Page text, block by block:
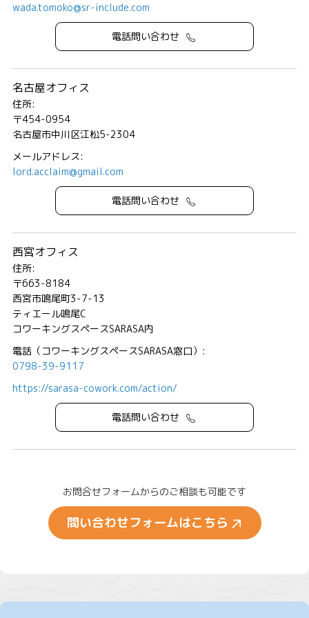
wada.tomoko@sr-include.com
電話問い合わせ
名古屋オフィス
住所:
〒454-0954
名古屋市中川区江松5-2304
メールアドレス:
lord.acclaim@gmail.com
電話問い合わせ
西宮オフィス
住所:
〒663-8184
西宮市鳴尾町3-7-13
ティエール鳴尾C
コワーキングスペースSARASA内
電話（コワーキングスペースSARASA窓口）:
0798-39-9117
https://sarasa-cowork.com/action/
電話問い合わせ
お問合せフォームからのご相談も可能です
問い合わせフォームはこちら